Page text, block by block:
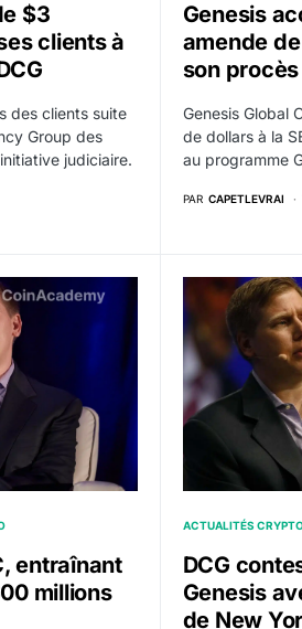
$3
clients à
des clients suite
Group des
judiciaire.
Genesis
amende
son
Genesis Global
de dollars à la
au programme
PAR CAPETLEVRAI
une sortie record de $600
entraînant
millions
DCG
ACTUALITÉS
DCG
Genesis
de New